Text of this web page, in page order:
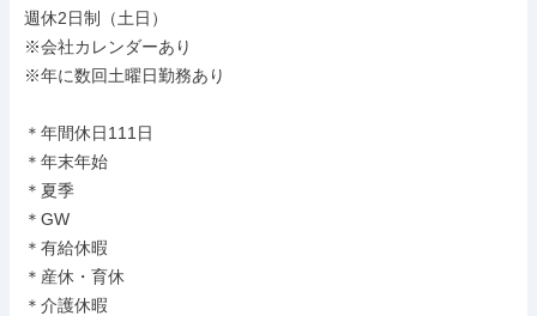
週休2日制（土日）
※会社カレンダーあり
※年に数回土曜日勤務あり
＊年間休日111日
＊年末年始
＊夏季
＊GW
＊有給休暇
＊産休・育休
＊介護休暇